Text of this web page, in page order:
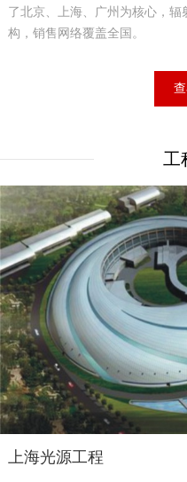
了北京、上海、广州为核心，
构，销售网络覆盖全国。
工
上海光源工程